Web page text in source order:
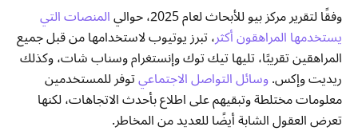
وفقًا لتقرير مركز بيو للأبحاث لعام 2025، حوالي المنصات التي
يستخدمها المراهقون أكثر، تبرز يوتيوب لاستخدامها من قبل جميع
المراهقين تقريبًا، تليها تيك توك وإنستغرام وسناب شات، وكذلك
ريديت وإكس.وسائل التواصل الاجتماعيتوفر للمستخدمين
معلومات مختلطة وتبقيهم على اطلاع بأحدث الاتجاهات، لكنها
تعرض العقول الشابة أيضًا للعديد من المخاطر.